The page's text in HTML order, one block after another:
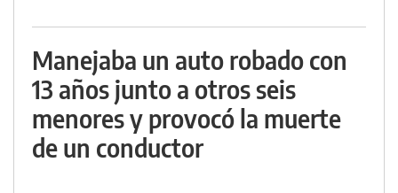
Manejaba un auto robado con
13 años junto a otros seis
menores y provocó la muerte
de un conductor